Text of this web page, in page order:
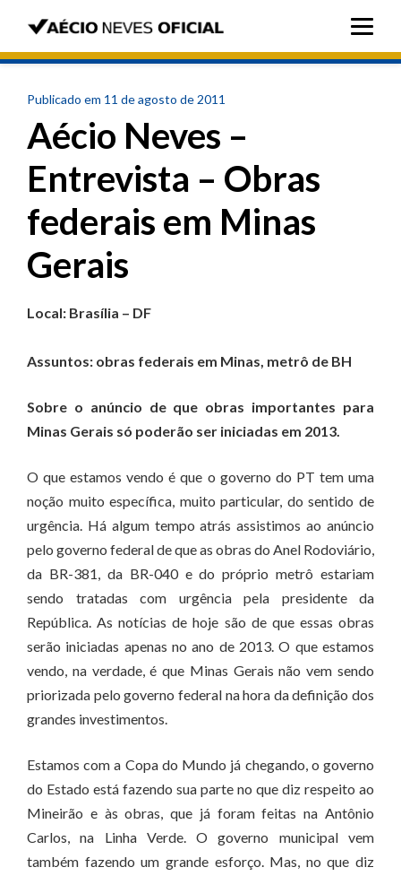
Publicado em 11 de agosto de 2011
Aécio Neves –
Entrevista – Obras
federais em Minas
Gerais
Local: Brasília – DF
Assuntos: obras federais em Minas, metrô de BH
Sobre o anúncio de que obras importantes para
Minas Gerais só poderão ser iniciadas em 2013.
O que estamos vendo é que o governo do PT tem uma
noção muito específica, muito particular, do sentido de
urgência. Há algum tempo atrás assistimos ao anúncio
pelo governo federal de que as obras do Anel Rodoviário,
da BR-381, da BR-040 e do próprio metrô estariam
sendo tratadas com urgência pela presidente da
República. As notícias de hoje são de que essas obras
serão iniciadas apenas no ano de 2013. O que estamos
vendo, na verdade, é que Minas Gerais não vem sendo
priorizada pelo governo federal na hora da definição dos
grandes investimentos.
Estamos com a Copa do Mundo já chegando, o governo
do Estado está fazendo sua parte no que diz respeito ao
Mineirão e às obras, que já foram feitas na Antônio
Carlos, na Linha Verde. O governo municipal vem
também fazendo um grande esforço. Mas, no que diz